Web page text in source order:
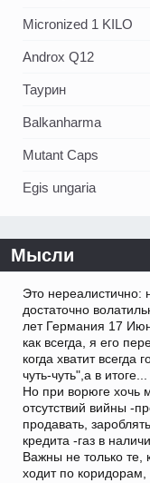
Micronized 1 KILO
Androx Q12
Таурин
Balkanharma
Mutant Caps
Egis ungaria
Мысли
Это нереалистично:
достаточно
лет Германия 17
как всегда, я его
когда хватит всегда
чуть-чуть",а в итоге...
Но при ворюге хочь
отсутствий вийны -
продавать,
кредита -газ в
Важны не только те,
ходит по коридорам,